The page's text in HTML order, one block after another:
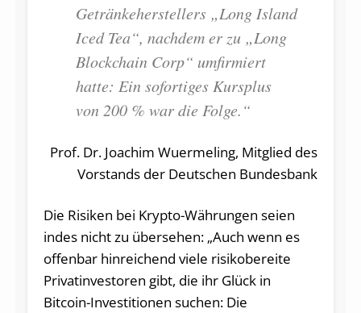
Getränkeherstellers „Long Island
Iced Tea“, nachdem er zu „Long
Blockchain Corp“ umfirmiert
hatte: Ein sofortiges Kursplus
von 200 % war die Folge.“
Prof. Dr. Joachim Wuermeling, Mitglied des
Vorstands der Deutschen Bundesbank
Die Risiken bei Krypto-Währungen seien
indes nicht zu übersehen: „Auch wenn es
offenbar hinreichend viele risikobereite
Privatinvestoren gibt, die ihr Glück in
Bitcoin-Investitionen suchen: Die